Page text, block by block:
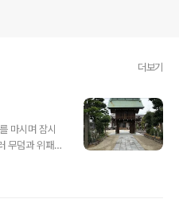
더보기
마시며 잠시
무덤과 위패가
의 추석 성묘